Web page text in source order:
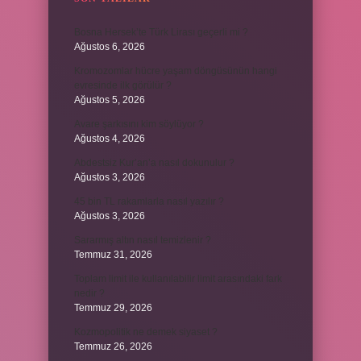
Ağustos 6, 2026
Ağustos 5, 2026
Ağustos 4, 2026
Ağustos 3, 2026
Ağustos 3, 2026
Temmuz 31, 2026
Temmuz 29, 2026
Temmuz 26, 2026